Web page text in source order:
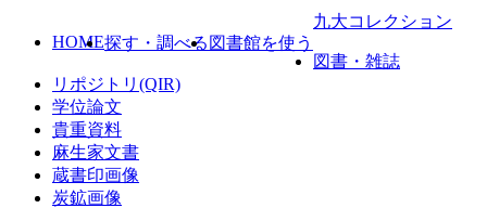
HOME探す・調べる 図書館を使う
九大コレクション
図書・雑誌
リポジトリ(QIR)
学位論文
貴重資料
麻生家文書
蔵書印画像
炭鉱画像